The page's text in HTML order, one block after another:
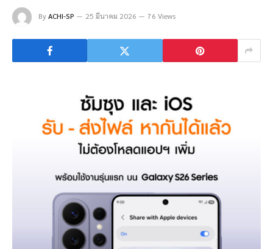
ByACHI-SP 25 มีนาคม 2026 76 Views